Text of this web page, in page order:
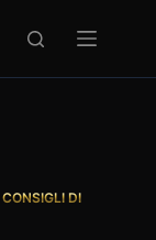
CONSIGLI DI